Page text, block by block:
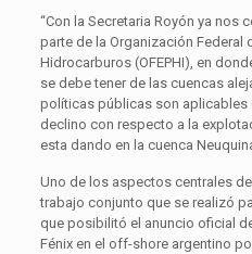
“Con la Secretaria Royón ya nos
parte de la Organización Federal
Hidrocarburos (OFEPHI), en
se debe tener de las cuencas
políticas públicas son aplicables
declino con respecto a la
esta dando en la cuenca
Uno de los aspectos centrales
trabajo conjunto que se realizó
que posibilitó el anuncio oficial
Fénix en el off-shore argentino